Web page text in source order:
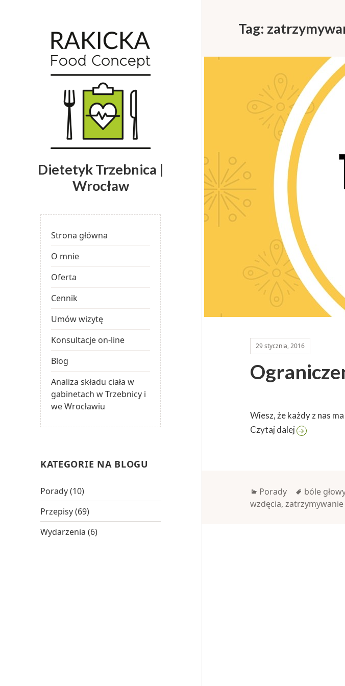
Dietetyk Trzebnica |
Wrocław
Strona główna
O mnie
Oferta
Cennik
Umów wizytę
Konsultacje on-line
Blog
Analiza składu ciała w
gabinetach w Trzebnicy i
we Wrocławiu
KATEGORIE NA BLOGU
Porady(10)
Przepisy(69)
Wydarzenia (6)
Tag:
29 stycznia, 2016
Wiesz, że każdy z nas
Czytaj dalejOgraniczenie
Kategorie
Porady Tagi
bóle
wzdęcia,